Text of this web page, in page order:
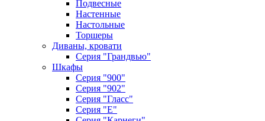
Подвесные
Настенные
Настольные
Торшеры
Диваны, кровати
Серия "Грандвью"
Шкафы
Серия "900"
Серия "902"
Серия "Гласс"
Серия "Е"